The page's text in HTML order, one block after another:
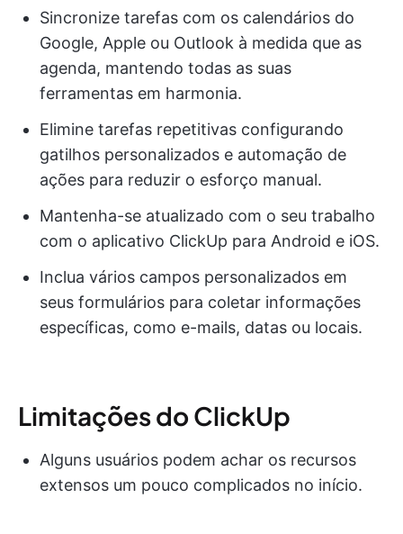
Sincronize tarefas com os calendários do
Google, Apple ou Outlook à medida que as
agenda, mantendo todas as suas
ferramentas em harmonia.
Elimine tarefas repetitivas configurando
gatilhos personalizados e automação de
ações para reduzir o esforço manual.
Mantenha-se atualizado com o seu trabalho
com o aplicativo ClickUp para Android e iOS.
Inclua vários campos personalizados em
seus formulários para coletar informações
específicas, como e-mails, datas ou locais.
Limitações do ClickUp
Alguns usuários podem achar os recursos
extensos um pouco complicados no início.